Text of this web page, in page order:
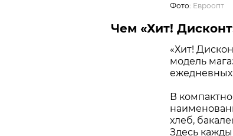
Фото: Евроопт
Чем «Хит!
«Хит!
модель
ежедневных
В
хлеб,
Здесь